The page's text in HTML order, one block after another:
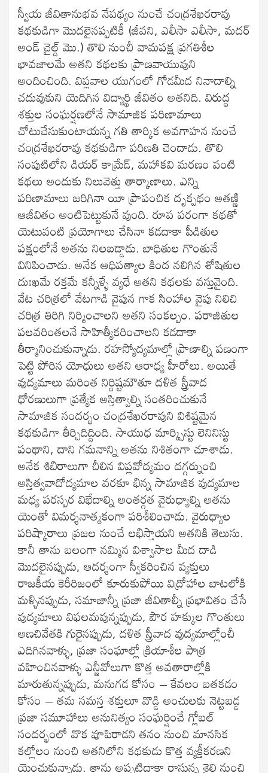
స్వీయ జీవితానుభవ నేపథ్యం నుంచే చంద్రశేఖరరావు
కథకుడిగా మొదలైనప్పటికీ (జీవని, ఎలీసా ఎలీసా, మదర్
అండ్ చైల్డ్ మొ.) తొలి నుంచీ వామపక్ష ప్రగతిశీల
భావజాలమే అతని కథలకు ప్రాణవాయువుని
అందించింది. విప్లవాల యుగంలో గోడమీద నినాదాల్ని
చదువుకుని యెదిగిన విద్యార్థి జీవితం అతనిది. విరుద్ధ
శక్తుల సంఘర్షణలోనే సామాజిక పరిణామాలు
చోటుచేసుకుంటాయన్న గతి తార్కిక అవగాహన నుంచే
చంద్రశేఖరరావు కథకుడిగా పరిణతి చెందాడు. తొలి
సంపుటిలోని డియర్ కామ్రేడ్, మహాకవి మరణం వంటి
కథలు అందుకు నిలువెత్తు తార్కాణాలు. ఎన్ని
పరిణామాలు జరిగినా యీ ప్రాపంచిక దృక్పథం అతణ్ణి
ఆజీవితం అంటిపెట్టుకునే వుంది. రూప పరంగా కథతో
యెటువంటి ప్రయోగాలు చేసినా కడదాకా పీడితుల
పక్షంలోనే అతను నిలబడ్డాడు. బాధితుల గొంతునే
వినిపించాడు. అనేక ఆధిపత్యాల కింద నలిగిన శోషితుల
దుఃఖమే రక్తమే కన్నీళ్ళే వ్యధే అతని కథలకు వస్తువైంది.
వేట చరిత్రలో వేటగాడి వైపున గాక సింహాల వైపు నిలిచి
చరిత్ర తిరిగి నిర్మించాలని అతని సంకల్పం. పరాజితుల
పలవరింతలనే సాహిత్యీకరించాలని కడదాకా
తీర్మానించుకున్నాడు. రహస్యోద్యమాల్లో ప్రాణాల్ని పణంగా
పెట్టి పోరిన యోధులు అతని ఆరాధ్య హీరోలు. అయితే
వుద్యమాలు మరింత నిర్దిష్టమౌతూ దళిత స్త్రీవాద
ధోరణులుగా ప్రత్యేక అస్తిత్వాల్ని సంతరించుకునే
సామాజిక సందర్భం చంద్రశేఖరరావుని విశిష్టమైన
కథకుడిగా తీర్చిదిద్దింది. సాయుధ మార్క్సిస్టు లెనినిస్టు
పంథాని, దాని గమనాన్ని అతను నిశితంగా చూశాడు.
అనేక శిబిరాలుగా చీలిన విప్లవోద్యమం దగ్గర్నుంచి
అస్తిత్వవాదోద్యమాల వరకూ భిన్న సామాజిక వుద్యమాల
మధ్య పరస్పర విభేదాల్ని అంతర్గత వైరుధ్యాల్ని అతను
యెంతో విమర్శనాత్మకంగా పరిశీలించాడు. వైరుధ్యాల
పరిష్కారాలు ప్రజల నుంచే లభిస్తాయని అతనికి తెలుసు.
కానీ తాను బలంగా నమ్మిన విశ్వాసాల మీద దాడి
మొదలైనప్పుడు, ఆదర్శంగా స్వీకరించిన వ్యక్తులు
రాజకీయ కెరీరిజంలో కూరుకుపోయి విద్రోహాల బాటలోకి
మళ్ళినప్పుడు, సమాజాన్నీ ప్రజా జీవితాల్నీ ప్రభావితం చేసే
వుద్యమాలు విఫలమవున్నప్పుడు, పౌర హక్కుల గొంతులు
అణచివేతకి గురైనప్పుడు, దళిత స్త్రీవాద వుద్యమాల్లోంచీ
ఎదిగినవాళ్ళు, ప్రజా సంఘాల్లో క్రియాశీల పాత్ర
వహించినవాళ్ళు ఎన్జీవోలుగా కొత్త అవతారాల్లోకి
మారుతున్నప్పుడు, మనుగడ కోసం – కేవలం బతకడం
కోసం – తమ సమస్త శక్తులూ వొడ్డి అంచులకు నెట్టబడ్డ
ప్రజా సమూహాలు అనునిత్యం సంఘర్షించే గ్లోబల్
సందర్భంలో వొక వూపిరాడని తనం నుంచి మానసిక
కల్లోలం నుంచి అతనిలోని కథకుడు కొత్త వ్యక్తీకరణని
యెంచుకున్నాడు. తాను అప్పటిదాకా రాస్తున్న శైలి నుంచి